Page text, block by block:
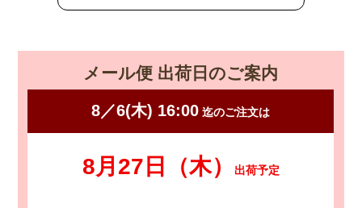
メール便 出荷日のご案内